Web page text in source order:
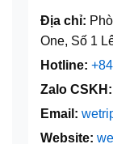
Địa chỉ:
One, Số 1
Hotline:
Zalo CSKH:
Email:
Website: